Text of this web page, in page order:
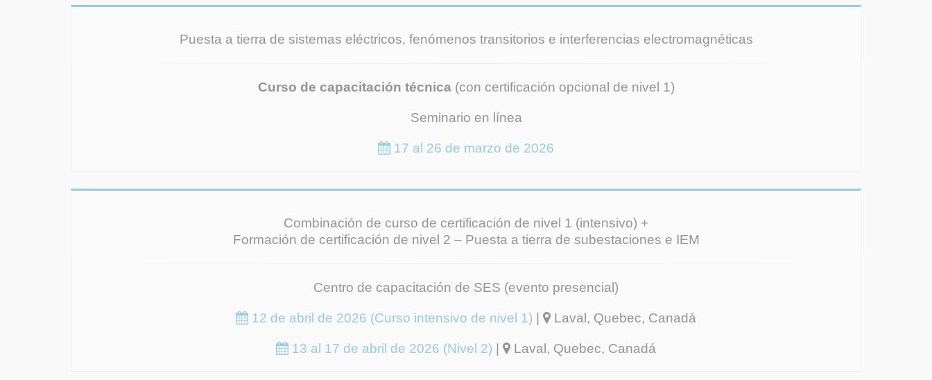
Puesta a tierra de sistemas eléctricos, fenómenos transitorios e interferencias electromagnéticas
Curso de capacitación técnica (con certificación opcional de nivel 1)
Seminario en línea
17 al 26 de marzo de 2026
Combinación de curso de certificación de nivel 1 (intensivo) +
Formación de certificación de nivel 2 – Puesta a tierra de subestaciones e IEM
Centro de capacitación de SES (evento presencial)
12 de abril de 2026 (Curso intensivo de nivel 1) Laval, Quebec, Canadá
13 al 17 de abril de 2026 (Nivel 2) Laval, Quebec, Canadá